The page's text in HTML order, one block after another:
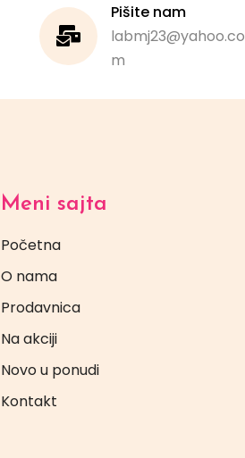
Pišite nam
labmj23@yahoo.co
m
Meni sajta
Početna
O nama
Prodavnica
Na akciji
Novo u ponudi
Kontakt